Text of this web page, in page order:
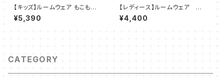
【キッズ】ルームウェア もこもこ
パジャマ 部屋着 2点セット
¥5,390
【レディース】ルームウェア 小
花柄 パジャマ 部屋着 3点
セット
¥4,400
CATEGORY